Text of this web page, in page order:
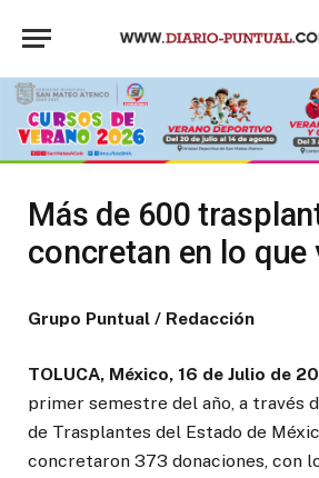
Más de 600
concretan en lo que
Grupo Puntual / Redacción
TOLUCA, México, 16 de Julio de
primer semestre del año, a través
de Trasplantes del Estado de
concretaron 373 donaciones, con